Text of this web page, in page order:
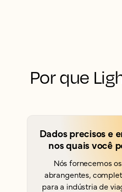
Por que
Dados precisos e
nos quais você
Nós fornecemos
abrangentes,
para a indústria de